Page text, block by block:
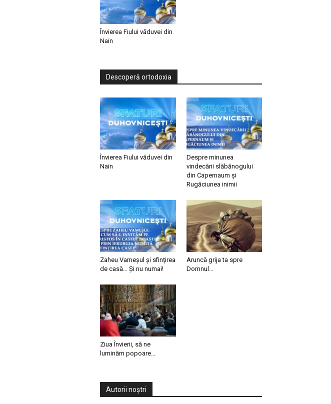
Învierea Fiului văduvei din
Nain
Descoperă ortodoxia
Învierea Fiului văduvei din
Nain
Despre minunea
vindecării slăbănogului
din Capernaum și
Rugăciunea inimii
Zaheu Vameșul și sfințirea
de casă… Și nu numai!
Aruncă grija ta spre
Domnul…
Ziua Învierii, să ne
luminăm popoare…
Autorii noștri